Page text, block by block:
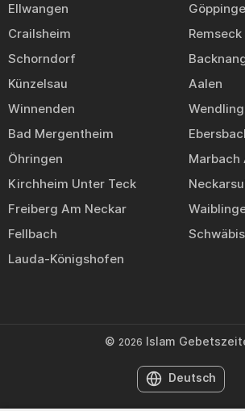
Ellwangen
Crailsheim
Schorndorf
Künzelsau
Aalen
Winnenden
Bad Mergentheim
Öhringen
Marbach
Kirchheim Unter Teck
Freiberg Am Neckar
Fellbach
Lauda-Königshofen
© 2026 Islam
Deutsch